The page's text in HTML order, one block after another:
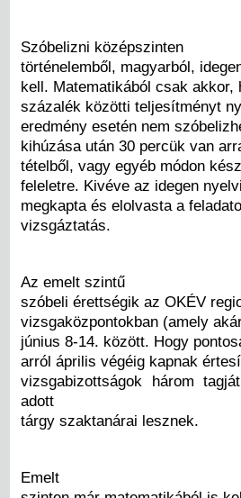
Szóbelizni középszinten
történelemből, magyarból,
kell. Matematikából csak
százalék közötti teljesítményt
eredmény esetén nem
kihúzása után 30 percük van
tételből, vagy egyéb módon
feleletre. Kivéve az idegen
megkapta és elolvasta a
vizsgáztatás.
Az emelt szintű
szóbeli érettségik az OKÉV
vizsgaközpontokban (amely
június 8-14. között. Hogy
arról április végéig kapnak
vizsgabizottságok három
adott
tárgy szaktanárai lesznek.
Emelt